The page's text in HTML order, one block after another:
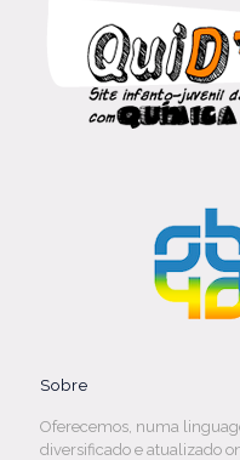
Sobre
Oferecemos, numa
diversificado e atualizado